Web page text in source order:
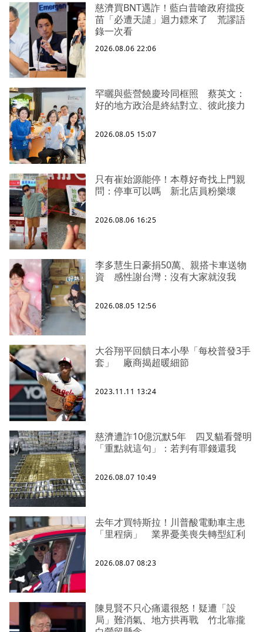
慈濟買BNT遇詐！藍白昔嗆政府擋疫
苗「必遭天譴」迴力鏢來了 荒謬語
錄一次看
2026.08.06 22:06
罕曬與藍營饒慶玲同框照 蔡英文：
好的地方政治是終結對立、彼此接力
2026.08.05 15:07
只有崔始源能停！本尊好奇找上門親
問：停車可以嗎 新北店員粉樂壞
2026.08.06 16:25
李多慧生日豪捐50萬、親搭卡車送物
資 感性謝台灣：沒有大家就沒我
2026.08.05 12:56
大谷翔平回饋日本小學「每校普發3手
套」 廠商揭超暖細節
2023.11.11 13:24
慈濟遭詐10億沉默5年 四叉貓看聲明
「重點就這句」：若判有罪錢還我
2026.08.07 10:49
去年才買特斯拉！川普酸電動車主患
「里程病」 業界憂美喪失轉型紅利
2026.08.07 08:23
陳見賢不只心痛還很怒！疑遭「設
局」難消氣、地方拱再戰 竹北靠攏